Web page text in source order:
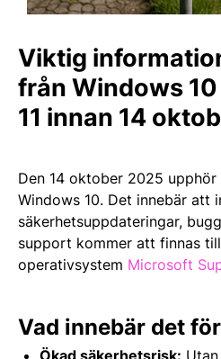
Viktig
från Windows
11 innan 14
Den 14 oktober 2025
Windows 10. Det innebär att
säkerhetsuppdateringar,
support kommer att finnas
operativsystem Microsoft
Vad innebär det